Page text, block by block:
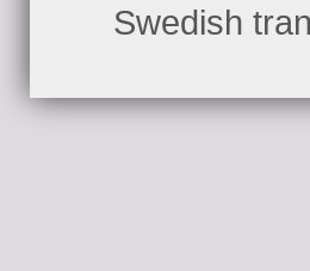
Swedish